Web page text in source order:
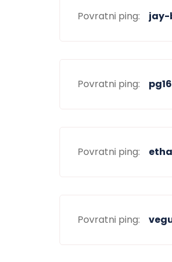
Povratni ping: jay-
Povratni ping:
Povratni ping:
Povratni ping: